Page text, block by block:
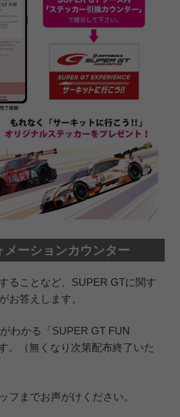
ーションカウンター
ることなど、SUPER GTに関す
お答えします。
わかる「SUPER GT FUN
。（無くなり次第配布終了いた
フまでお声がけください。